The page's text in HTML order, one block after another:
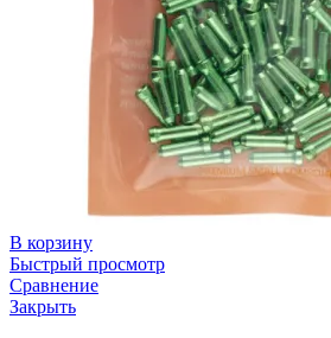
В корзину
Быстрый просмотр
Сравнение
Закрыть